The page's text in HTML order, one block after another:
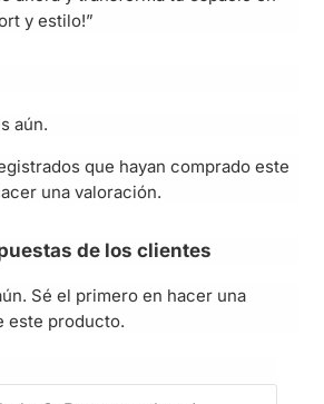
y estilo!”
aún.
que hayan comprado este
una valoración.
de los clientes
Sé el primero en hacer una
este producto.